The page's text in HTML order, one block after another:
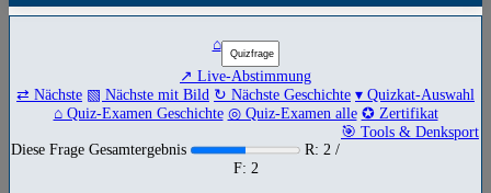
⌂
↗ Live-Abstimmung
⇄ Nächste ▧ Nächste mit Bild ↻ Nächste Geschichte ▾ Quizkat-Auswahl
⌂ Quiz-Examen Geschichte ◎ Quiz-Examen alle ✪ Zertifikat
🎯 Tools & Denksport
Diese Frage Gesamtergebnis
R: 2 /
F: 2